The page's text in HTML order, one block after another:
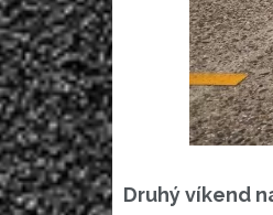
Druhý víkend